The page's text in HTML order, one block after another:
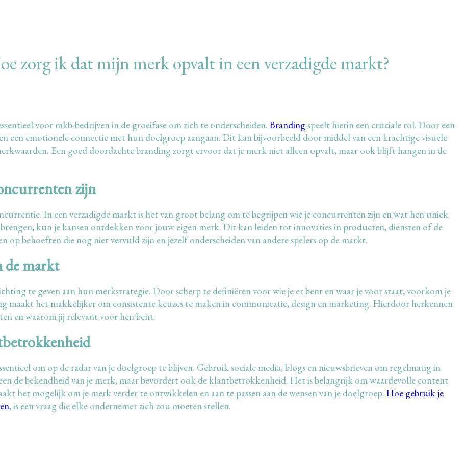
zorg ik dat mijn merk opvalt in een verzadigde markt?
voor mkb-bedrijven in de groeifase om zich te onderscheiden.Brandingspeelt hierin een cruciale rol. Door een
een emotionele connectie met hun doelgroep aangaan. Dit kan bijvoorbeeld door middel van een krachtige visuele
Een goed doordachte branding zorgt ervoor dat je merk niet alleen opvalt, maar ook blijft hangen in de
zijn
In een verzadigde markt is het van groot belang om te begrijpen wie je concurrenten zijn en wat hen uniek
kun je kansen ontdekken voor jouw eigen merk. Dit kan leiden tot innovaties in producten, diensten of de
op behoeften die nog niet vervuld zijn en jezelf onderscheiden van andere spelers op de markt.
de markt
te geven aan hun merkstrategie. Door scherp te definiëren voor wie je er bent en waar je voor staat, voorkom je
maakt het makkelijker om consistente keuzes te maken in communicatie, design en marketing. Hierdoor herkennen
en waarom jij relevant voor hen bent.
om op de radar van je doelgroep te blijven. Gebruik sociale media, blogs en nieuwsbrieven om regelmatig in
de bekendheid van je merk, maar bevordert ook de klantbetrokkenheid. Het is belangrijk om waardevolle content
het mogelijk om je merk verder te ontwikkelen en aan te passen aan de wensen van je doelgroep. Hoe gebruik je
, is een vraag die elke ondernemer zich zou moeten stellen.